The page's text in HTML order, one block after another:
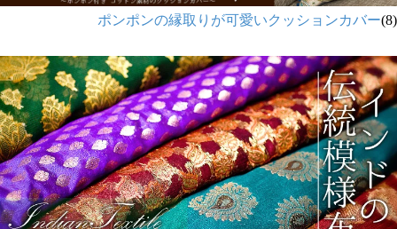
ポンポンの縁取りが可愛いクッションカバー(8)